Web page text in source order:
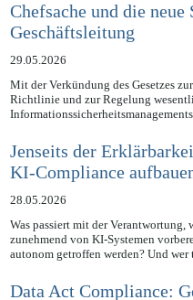
NIS2UmsuCG:
Chefsache und die neue
Geschäftsleitung
29.05.2026
Mit der Verkündung des Gesetzes zur
Richtlinie und zur Regelung
Jenseits der
KI-Compliance aufbauen
28.05.2026
Was passiert mit der Verantwortung,
zunehmend von KI-Systemen